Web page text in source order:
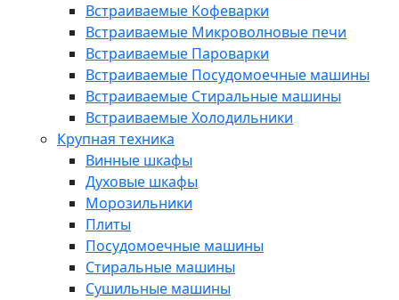
Встраиваемые Кофеварки
Встраиваемые Микроволновые печи
Встраиваемые Пароварки
Встраиваемые Посудомоечные машины
Встраиваемые Стиральные машины
Встраиваемые Холодильники
Крупная техника
Винные шкафы
Духовые шкафы
Морозильники
Плиты
Посудомоечные машины
Стиральные машины
Сушильные машины